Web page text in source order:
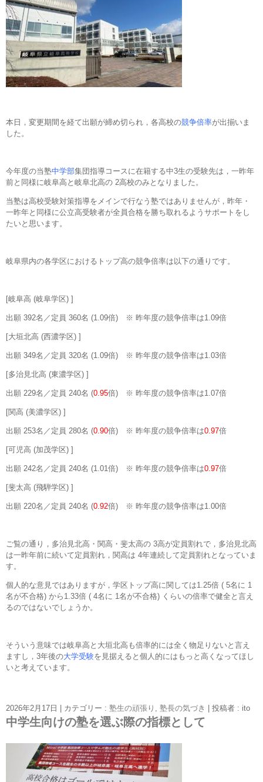
本日，変更期間を経て出願が締め切られ，各高校の競争倍率が出揃いま
した。
今年度の当塾中学部集団指導コースに在籍する中3生の受験先は，一昨年
前と同様に岐阜高と岐阜北高の 2高校のみとなりました。
当塾は高校受験対策指導をメインで行なう塾ではありませんが，昨年・
一昨年と同様に公立高受験者が全員合格を勝ち取れるようサポートをし
たいと思います。
岐阜県内の各学区におけるトップ高の競争倍率は以下の通りです。
[岐阜高 (岐阜学区) ]
出願 392名／定員 360名 (1.09倍) ※ 昨年度の競争倍率は1.09倍
[大垣北高 (西濃学区) ]
出願 349名／定員 320名 (1.09倍) ※ 昨年度の競争倍率は1.03倍
[多治見北高 (東濃学区) ]
出願 229名／定員 240名 (0.95倍) ※ 昨年度の競争倍率は1.07倍
[関高 (美濃学区) ]
出願 253名／定員 280名 (0.90倍) ※ 昨年度の競争倍率は0.97倍
[可児高 (加茂学区) ]
出願 242名／定員 240名 (1.01倍) ※ 昨年度の競争倍率は0.97倍
[斐太高 (飛騨学区) ]
出願 220名／定員 240名 (0.92倍) ※ 昨年度の競争倍率は1.00倍
ご覧の通り，多治見北高・関高・斐太高の 3高が定員割れで，多治見北高
は一昨年前に続いて定員割れ，関高は 4年連続して定員割れとなっていま
す。
個人的な意見ではありますが，学区トップ高に関しては1.25倍 ( 5名に 1
名が不合格) から1.33倍 ( 4名に 1名が不合格) くらいの倍率で健全と言え
るのではないでしょうか。
そういう意味では岐阜高と大垣北高も倍率的には全く物足りないと言え
ますし，3年後の大学受験を見据えると個人的にはもっと高くなってほし
いと考えています。
2026年2月17日 カテゴリー : 塾生の頑張り 塾長の気づき 投稿者 : ito
中学生向けの塾を選ぶ際の指標として